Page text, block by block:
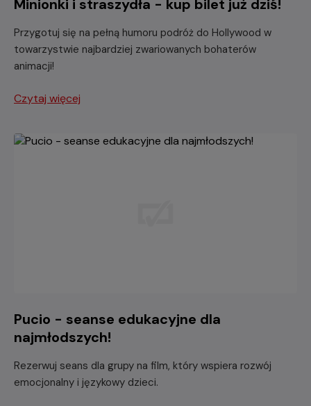
Minionki i straszydła - kup bilet już dziś!
Przygotuj się na pełną humoru podróż do Hollywood w
towarzystwie najbardziej zwariowanych bohaterów
animacji!
Czytaj więcej
Pucio - seanse edukacyjne dla
najmłodszych!
Rezerwuj seans dla grupy na film, który wspiera rozwój
emocjonalny i językowy dzieci.